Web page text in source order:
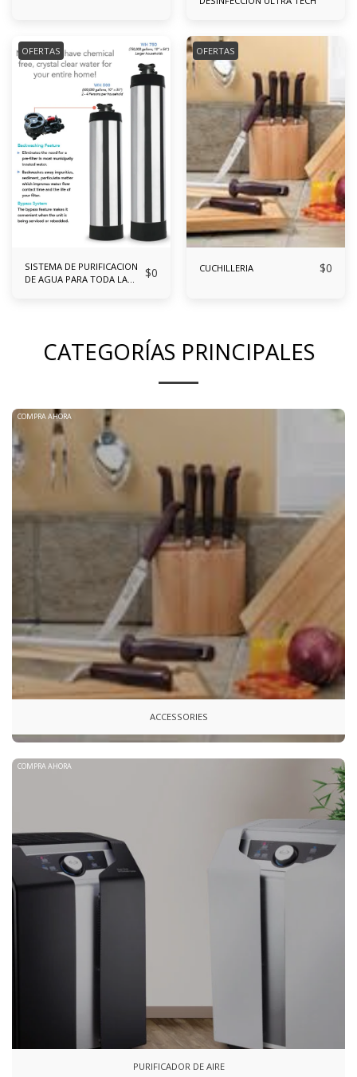
OFERTAS
SISTEMA DE PURIFICACION
DE AGUA PARA TODA LA
$0
OFERTAS
CUCHILLERIA $0
CATEGORÍAS PRINCIPALES
COMPRA AHORA
ACCESSORIES
COMPRA AHORA
PURIFICADOR DE AIRE